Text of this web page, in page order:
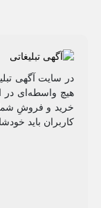
در سایت آگهی
هیچ واسطه‌ای در
خرید و فروشِ شما
کاربران باید